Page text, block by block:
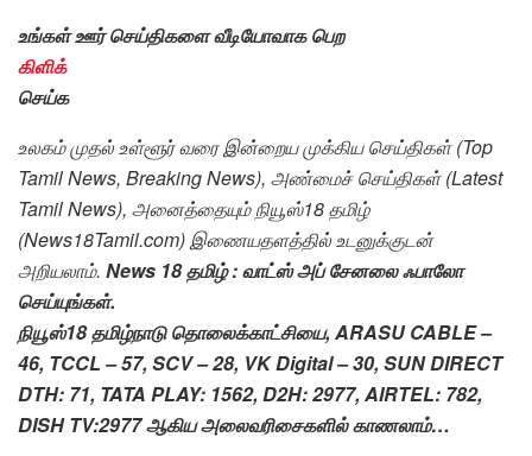
உங்கள் ஊர் செய்திகளை வீடியோவாக பெற
கிளிக்
செய்க
உலகம் முதல் உள்ளூர் வரை இன்றைய முக்கிய செய்திகள் (Top
Tamil News, Breaking News), அண்மைச் செய்திகள் (Latest
Tamil News), அனைத்தையும் நியூஸ்18 தமிழ்
(News18Tamil.com) இணையதளத்தில் உடனுக்குடன்
அறியலாம். News 18 தமிழ் : வாட்ஸ் அப் சேனலை ஃபாலோ
செய்யுங்கள்.
நியூஸ்18 தமிழ்நாடு தொலைக்காட்சியை, ARASU CABLE –
46, TCCL – 57, SCV – 28, VK Digital – 30, SUN DIRECT
DTH: 71, TATA PLAY: 1562, D2H: 2977, AIRTEL: 782,
DISH TV:2977 ஆகிய அலைவரிசைகளில் காணலாம்…